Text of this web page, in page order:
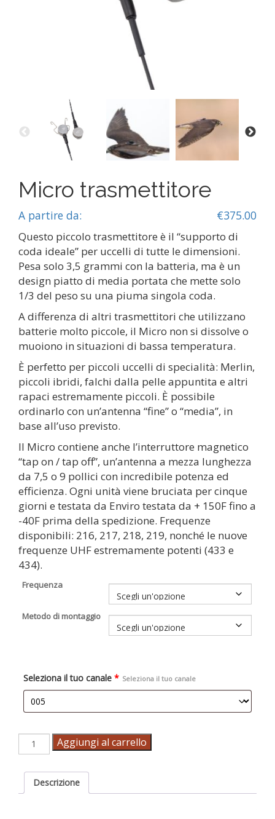
Micro trasmettitore
A partire da: €375.00
Questo piccolo trasmettitore è il “supporto di
coda ideale” per uccelli di tutte le dimensioni.
Pesa solo 3,5 grammi con la batteria, ma è un
design piatto di media portata che mette solo
1/3 del peso su una piuma singola coda.
A differenza di altri trasmettitori che utilizzano
batterie molto piccole, il Micro non si dissolve o
muoiono in situazioni di bassa temperatura.
È perfetto per piccoli uccelli di specialità: Merlin,
piccoli ibridi, falchi dalla pelle appuntita e altri
rapaci estremamente piccoli. È possibile
ordinarlo con un’antenna “fine” o “media”, in
base all’uso previsto.
Il Micro contiene anche l’interruttore magnetico
“tap on / tap off”, un’antenna a mezza lunghezza
da 7,5 o 9 pollici con incredibile potenza ed
efficienza. Ogni unità viene bruciata per cinque
giorni e testata da Enviro testata da + 150F fino a
-40F prima della spedizione. Frequenze
disponibili: 216, 217, 218, 219, nonché le nuove
frequenze UHF estremamente potenti (433 e
434).
Frequenza
Metodo di montaggio
Seleziona il tuo canale * Seleziona il tuo canale
Micro
trasmettitore
Aggiungi al carrello
Descrizione